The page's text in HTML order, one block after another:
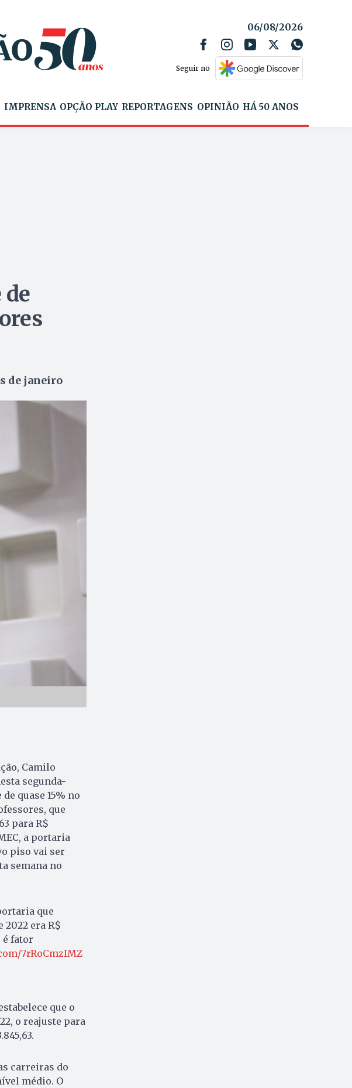
06/08/2026
Seguir no
IMPRENSA OPÇÃO PLAY REPORTAGENS OPINIÃO HÁ 50 ANOS
de janeiro
Camilo
segunda-
quase 15% no
que
para R$
a portaria
piso vai ser
semana no
que
2022 era R$
é fator
7rRoCmzIMZ
que o
o reajuste para
carreiras do
médio. O